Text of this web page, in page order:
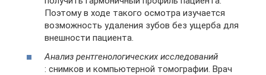
Поэтому в ходе такого осмотра изучается
возможность удаления зубов без ущерба для
внешности пациента.
Анализ рентгенологических исследований
: снимков и компьютерной томографии. Врач